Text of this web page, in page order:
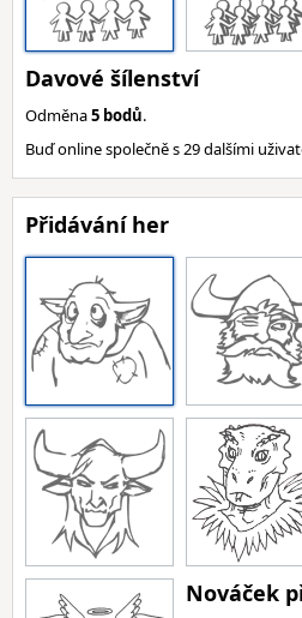
Davové šílenství
Odměna5 bodů.
Buď online společně s 29 dalšími
Přidávání her
Nováček